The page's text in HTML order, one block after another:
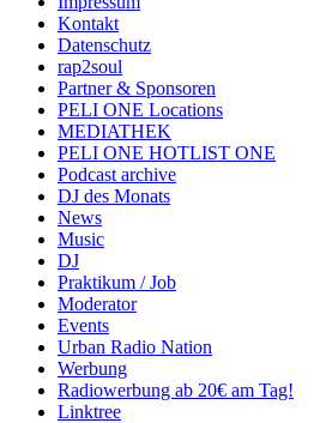
Kontakt
Datenschutz
rap2soul
Partner & Sponsoren
PELI ONE Locations
MEDIATHEK
PELI ONE HOTLIST ONE
Podcast archive
DJ des Monats
News
Music
DJ
Praktikum / Job
Moderator
Events
Urban Radio Nation
Werbung
Radiowerbung ab 20€ am Tag!
Linktree